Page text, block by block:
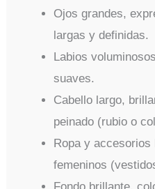
Ojos grandes,
largas y definidas.
Labios
suaves.
Cabello largo,
peinado (rubio o
Ropa y
femeninos
Fondo brillante,